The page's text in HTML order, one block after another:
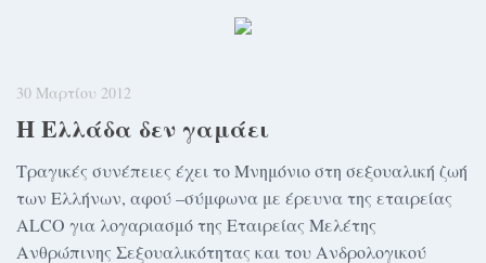
30 Μαρτίου 2012
Η Ελλάδα δεν γαμάει
Τραγικές συνέπειες έχει το Μνημόνιο στη σεξουαλική ζωή
των Ελλήνων, αφού –σύμφωνα με έρευνα της εταιρείας
ALCO για λογαριασμό της Εταιρείας Μελέτης
Ανθρώπινης Σεξουαλικότητας και του Ανδρολογικού